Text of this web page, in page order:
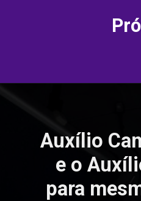
Auxílio
e o
para